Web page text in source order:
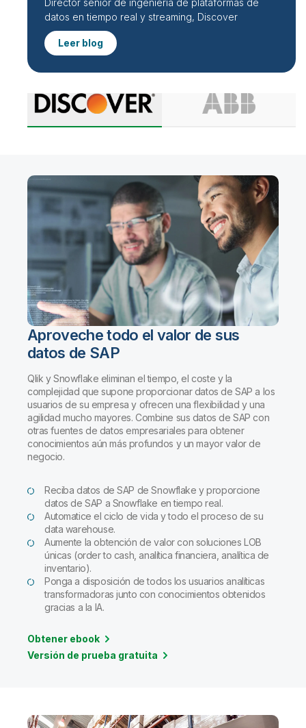
Director sénior de ingeniería de plataformas de
datos en tiempo real y streaming, Discover
Leer blog
Aproveche todo el valor de sus
datos de SAP
Qlik y Snowflake eliminan el tiempo, el coste y la
complejidad que supone proporcionar datos de SAP a los
usuarios de su empresa y ofrecen una flexibilidad y una
agilidad mucho mayores. Combine sus datos de SAP con
otras fuentes de datos empresariales para obtener
conocimientos aún más profundos y un mayor valor de
negocio.
Reciba datos de SAP de Snowflake y proporcione
datos de SAP a Snowflake en tiempo real.
Automatice el ciclo de vida y todo el proceso de su
data warehouse.
Aumente la obtención de valor con soluciones LOB
únicas (order to cash, analítica financiera, analítica de
inventario).
Ponga a disposición de todos los usuarios analíticas
transformadoras junto con conocimientos obtenidos
gracias a la IA.
Obtener ebook
Versión de prueba gratuita